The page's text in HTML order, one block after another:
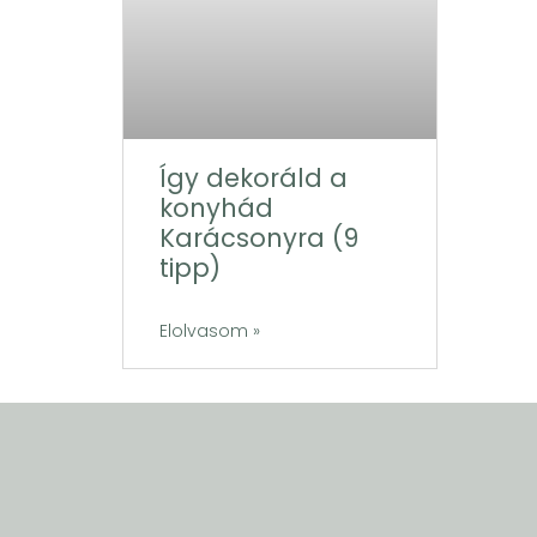
Így dekoráld a
konyhád
Karácsonyra (9
tipp)
Elolvasom »